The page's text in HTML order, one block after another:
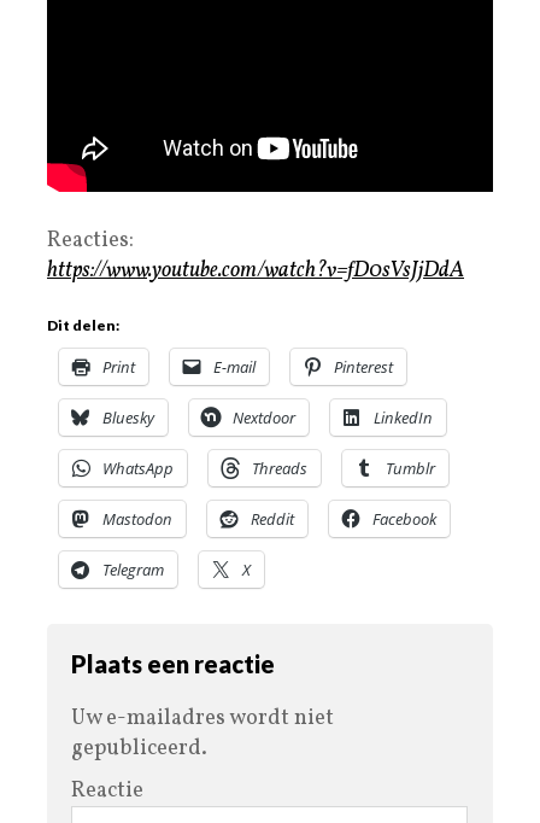
Reacties:
https://www.youtube.com/watch?v=fD0sVsJjDdA
Dit delen:
Print E-mail Pinterest
Bluesky Nextdoor LinkedIn
WhatsApp Threads Tumblr
Mastodon Reddit Facebook
Telegram X
Plaats een reactie
Uw e-mailadres wordt niet
gepubliceerd.
Reactie